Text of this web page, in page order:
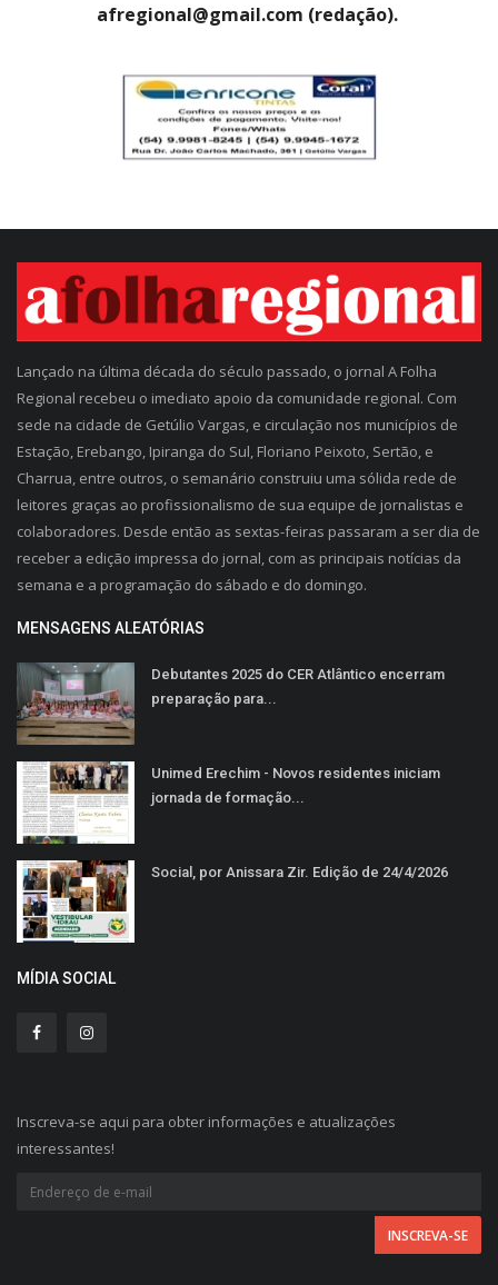
afregional@gmail.com (redação).
Lançado na última década do século passado, o jornal A Folha
Regional recebeu o imediato apoio da comunidade regional. Com
sede na cidade de Getúlio Vargas, e circulação nos municípios de
Estação, Erebango, Ipiranga do Sul, Floriano Peixoto, Sertão, e
Charrua, entre outros, o semanário construiu uma sólida rede de
leitores graças ao profissionalismo de sua equipe de jornalistas e
colaboradores. Desde então as sextas-feiras passaram a ser dia de
receber a edição impressa do jornal, com as principais notícias da
semana e a programação do sábado e do domingo.
MENSAGENS ALEATÓRIAS
Debutantes 2025 do CER Atlântico encerram
preparação para...
Unimed Erechim - Novos residentes iniciam
jornada de formação...
Social, por Anissara Zir. Edição de 24/4/2026
MÍDIA SOCIAL
Inscreva-se aqui para obter informações e atualizações
interessantes!